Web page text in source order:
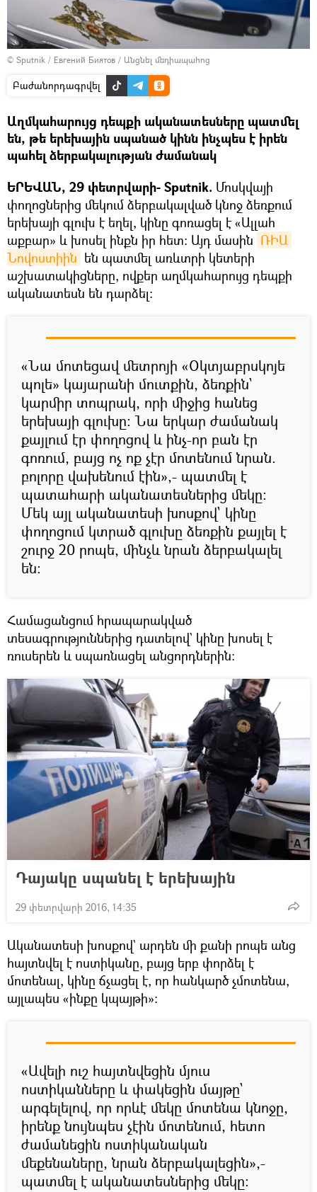
© Sputnik / Евгений Биятов / Անցնել մեդիապահոց
Բաժանորդագրվել
Աղմկահարույց դեպքի ականատեսները պատմել
են, թե երեխային սպանած կինն ինչպես է իրեն
պահել ձերբակալության ժամանակ
ԵՐԵՎԱՆ, 29 փետրվարի- Sputnik. Մոսկվայի
փողոցներից մեկում ձերբակալված կնոջ ձեռքում
երեխայի գլուխ է եղել, կինը գոռացել է «Ալլահ
աքբար» և խոսել ինքն իր հետ։ Այդ մասին ՌԻԱ
Նովոստիին են պատմել առևտրի կետերի
աշխատակիցները, ովքեր աղմկահարույց դեպքի
ականատեսն են դարձել։
«Նա մոտեցավ մետրոյի «Օկտյաբրսկոյե
պոլե» կայարանի մուտքին, ձեռքին`
կարմիր տոպրակ, որի միջից հանեց
երեխայի գլուխը։ Նա երկար ժամանակ
քայլում էր փողոցով և ինչ-որ բան էր
գոռում, բայց ոչ ոք չէր մոտենում նրան.
բոլորը վախենում էին»,- պատմել է
պատահարի ականատեսներից մեկը։
Մեկ այլ ականատեսի խոսքով` կինը
փողոցում կտրած գլուխը ձեռքին քայլել է
շուրջ 20 րոպե, մինչև նրան ձերբակալել
են։
Համացանցում հրապարակված
տեսագրություններից դատելով` կինը խոսել է
ռուսերեն և սպառնացել անցորդներին։
Դայակը սպանել է երեխային
29 փետրվարի 2016, 14:35
Ականատեսի խոսքով` արդեն մի քանի րոպե անց
հայտնվել է ոստիկանը, բայց երբ փորձել է
մոտենալ, կինը ճչացել է, որ հանկարծ չմոտենա,
այլապես «ինքը կպայթի»։
«Ավելի ուշ հայտնվեցին մյուս
ոստիկանները և փակեցին մայթը`
արգելելով, որ որևէ մեկը մոտենա կնոջը,
իրենք նույնպես չէին մոտենում, հետո
ժամանեցին ոստիկանական
մեքենաները, նրան ձերբակալեցին»,-
պատմել է ականատեսներից մեկը։